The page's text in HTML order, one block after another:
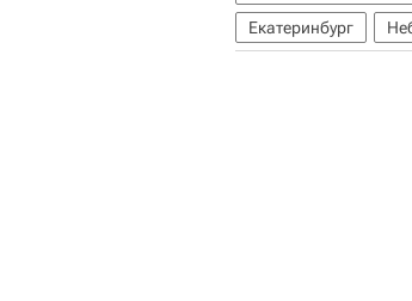
Екатеринбург